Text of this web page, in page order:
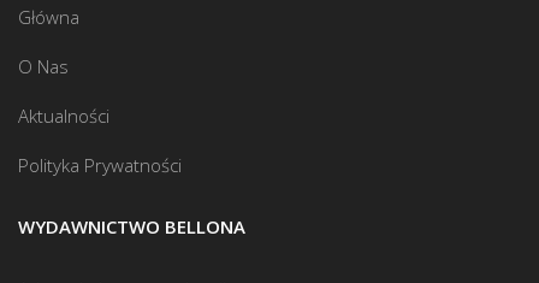
Główna
O Nas
Aktualności
Polityka Prywatności
WYDAWNICTWO BELLONA